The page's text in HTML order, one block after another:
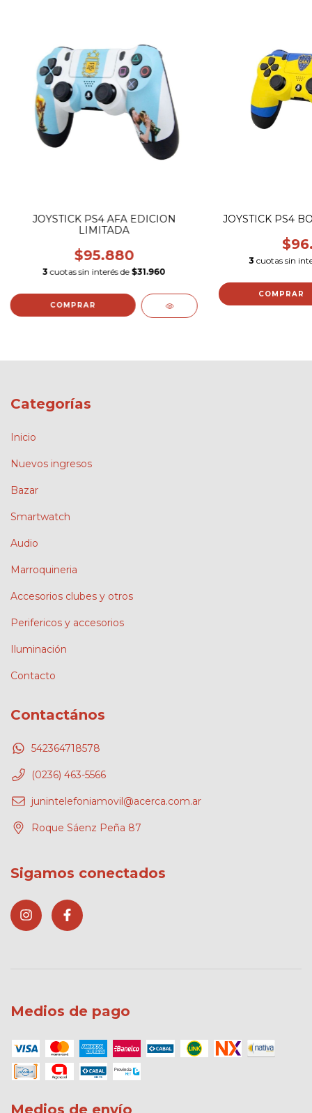
JOYSTICK PS4 AFA EDICION
LIMITADA
$95.880
3 cuotas sin interés de $31.960
JOYSTICK PS4
3 cuotas sin
Categorías
Inicio
Nuevos ingresos
Bazar
Smartwatch
Audio
Marroquineria
Accesorios clubes y otros
Perifericos y accesorios
Iluminación
Contacto
Contactános
542364718578
(0236) 463-5566
junintelefoniamovil@acerca.com.ar
Roque Sáenz Peña 87
Sigamos conectados
Medios de pago
Medios de envío